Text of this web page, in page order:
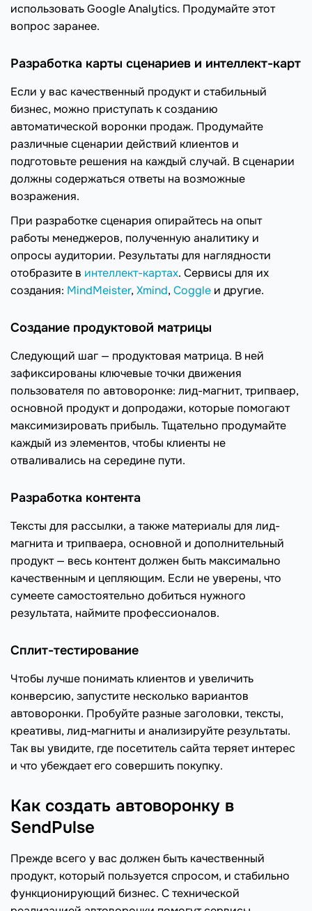
использовать Google Analytics. Продумайте этот
вопрос заранее.
Разработка карты сценариев и интеллект-карт
Если у вас качественный продукт и стабильный
бизнес, можно приступать к созданию
автоматической воронки продаж. Продумайте
различные сценарии действий клиентов и
подготовьте решения на каждый случай. В сценарии
должны содержаться ответы на возможные
возражения.
При разработке сценария опирайтесь на опыт
работы менеджеров, полученную аналитику и
опросы аудитории. Результаты для наглядности
отобразите в интеллект-картах. Сервисы для их
создания: MindMeister, Xmind, Coggle и другие.
Создание продуктовой матрицы
Следующий шаг — продуктовая матрица. В ней
зафиксированы ключевые точки движения
пользователя по автоворонке: лид-магнит, трипваер,
основной продукт и допродажи, которые помогают
максимизировать прибыль. Тщательно продумайте
каждый из элементов, чтобы клиенты не
отваливались на середине пути.
Разработка контента
Тексты для рассылки, а также материалы для лид-
магнита и трипваера, основной и дополнительный
продукт — весь контент должен быть максимально
качественным и цепляющим. Если не уверены, что
сумеете самостоятельно добиться нужного
результата, наймите профессионалов.
Сплит-тестирование
Чтобы лучше понимать клиентов и увеличить
конверсию, запустите несколько вариантов
автоворонки. Пробуйте разные заголовки, тексты,
креативы, лид-магниты и анализируйте результаты.
Так вы увидите, где посетитель сайта теряет интерес
и что убеждает его совершить покупку.
Как создать автоворонку в
SendPulse
Прежде всего у вас должен быть качественный
продукт, который пользуется спросом, и стабильно
функционирующий бизнес. С технической